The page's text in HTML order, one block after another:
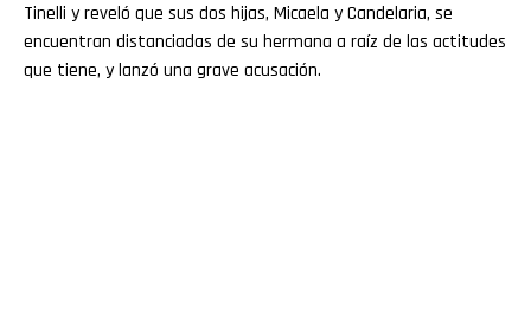
Tinelli y reveló que sus dos hijas, Micaela y Candelaria, se
encuentran distanciadas de su hermana a raíz de las actitudes
que tiene, y lanzó una grave acusación.